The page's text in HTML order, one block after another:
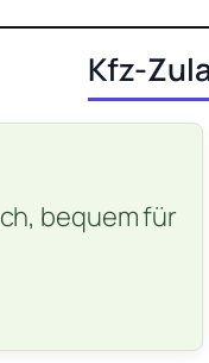
Kfz-
bequem für